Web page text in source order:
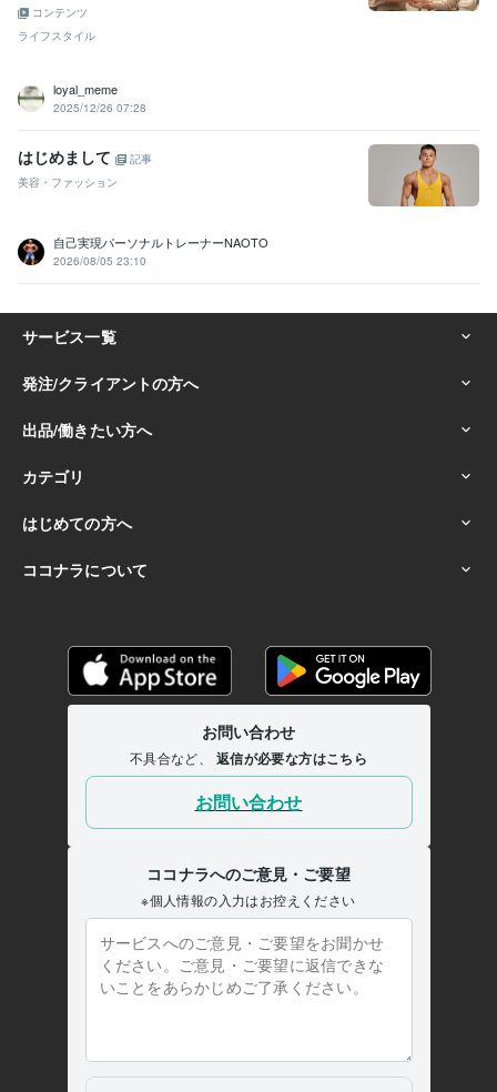
コンテンツ
ライフスタイル
loyal_meme
2025/12/26 07:28
はじめまして
記事
美容・ファッション
自己実現パーソナルトレーナーNAOTO
2026/08/05 23:10